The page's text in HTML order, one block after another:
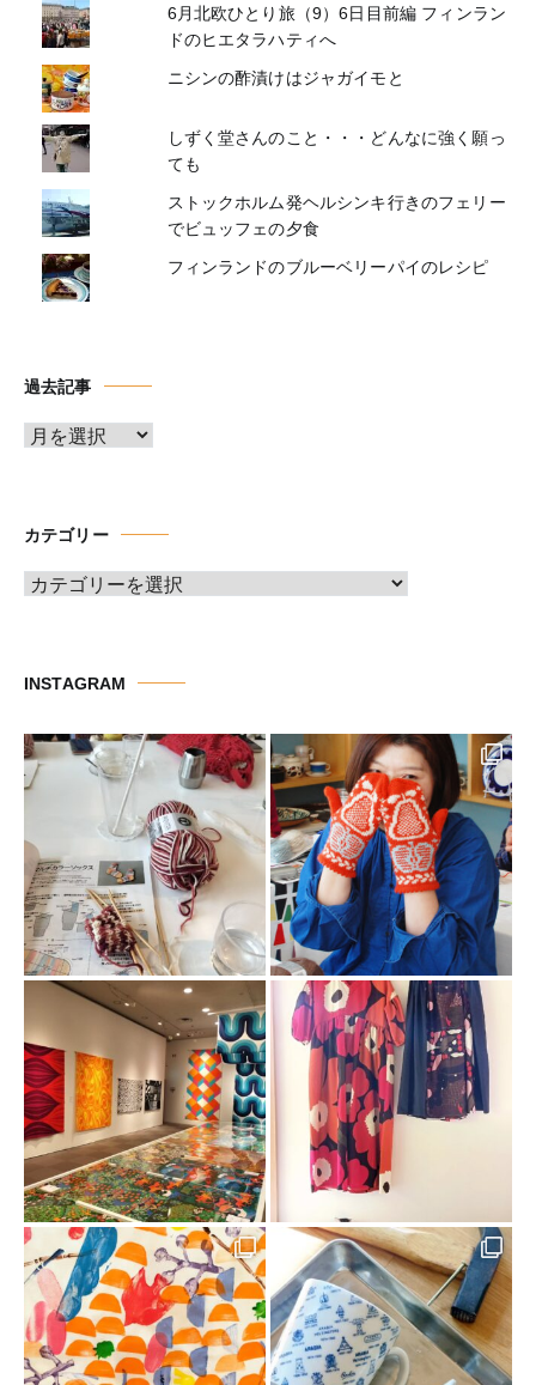
6月北欧ひとり旅（9）6日目前編 フィンラン
ドのヒエタラハティへ
ニシンの酢漬けはジャガイモと
しずく堂さんのこと・・・どんなに強く願っ
ても
ストックホルム発ヘルシンキ行きのフェリー
でビュッフェの夕食
フィンランドのブルーベリーパイのレシピ
過去記事
ア
ブ
カテゴリー
カ
ー
INSTAGRAM